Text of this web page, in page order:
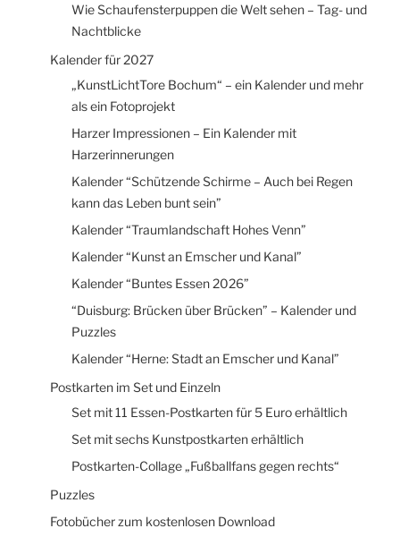
Wie Schaufensterpuppen die Welt sehen – Tag- und
Nachtblicke
Kalender für 2027
„KunstLichtTore Bochum“ – ein Kalender und mehr
als ein Fotoprojekt
Harzer Impressionen – Ein Kalender mit
Harzerinnerungen
Kalender “Schützende Schirme – Auch bei Regen
kann das Leben bunt sein”
Kalender “Traumlandschaft Hohes Venn”
Kalender “Kunst an Emscher und Kanal”
Kalender “Buntes Essen 2026”
“Duisburg: Brücken über Brücken” – Kalender und
Puzzles
Kalender “Herne: Stadt an Emscher und Kanal”
Postkarten im Set und Einzeln
Set mit 11 Essen-Postkarten für 5 Euro erhältlich
Set mit sechs Kunstpostkarten erhältlich
Postkarten-Collage „Fußballfans gegen rechts“
Puzzles
Fotobücher zum kostenlosen Download